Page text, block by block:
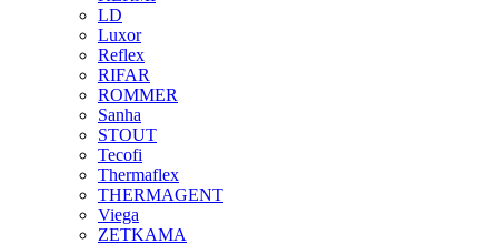
LD
Luxor
Reflex
RIFAR
ROMMER
Sanha
STOUT
Tecofi
Thermaflex
THERMAGENT
Viega
ZETKAMA